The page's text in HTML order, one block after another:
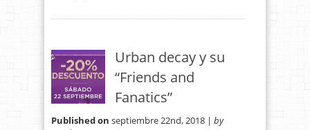
Urban decay y su
“Friends and
Fanatics”
Published on septiembre 22nd, 2018 | by